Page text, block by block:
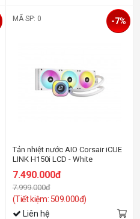
MÃ SP: 0
Tản nhiệt nước AIO Corsair iCUE
LINK H150i LCD - White
7.490.000đ
7.999.000đ
(Tiết kiệm: 509.000đ)
-7%
Liên hệ